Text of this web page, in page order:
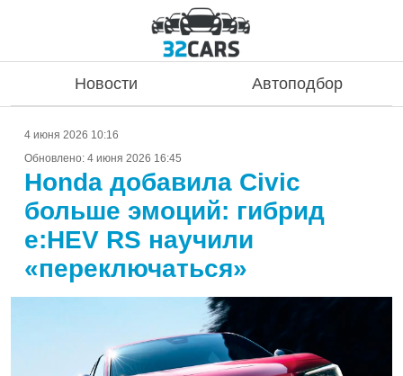
Новости Автоподбор
4 июня 2026 10:16
Обновлено: 4 июня 2026 16:45
Honda добавила Civic
больше эмоций: гибрид
e:HEV RS научили
«переключаться»